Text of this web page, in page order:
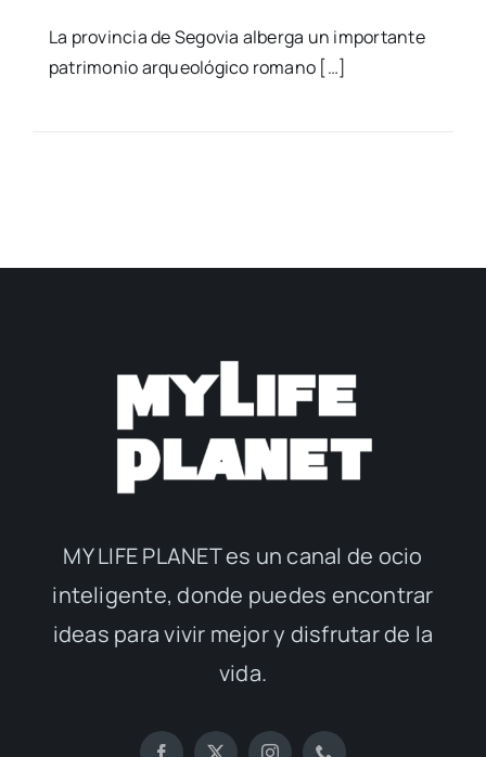
La provincia de Segovia alberga un importante
patrimonio arqueológico romano […]
MY LIFE PLANET es un canal de ocio
inteligente, donde puedes encontrar
ideas para vivir mejor y disfrutar de la
vida.